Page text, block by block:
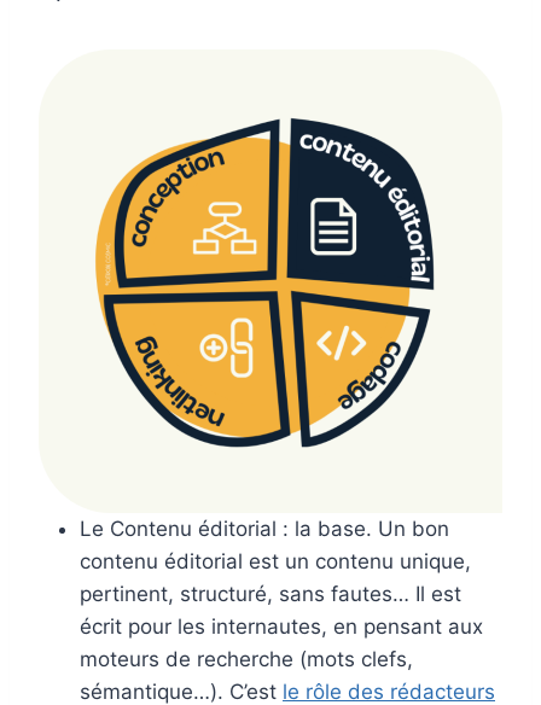
Le Contenu éditorial : la base. Un bon
contenu éditorial est un contenu unique,
pertinent, structuré, sans fautes… Il est
écrit pour les internautes, en pensant aux
moteurs de recherche (mots clefs,
sémantique…). C’est le rôle des rédacteurs